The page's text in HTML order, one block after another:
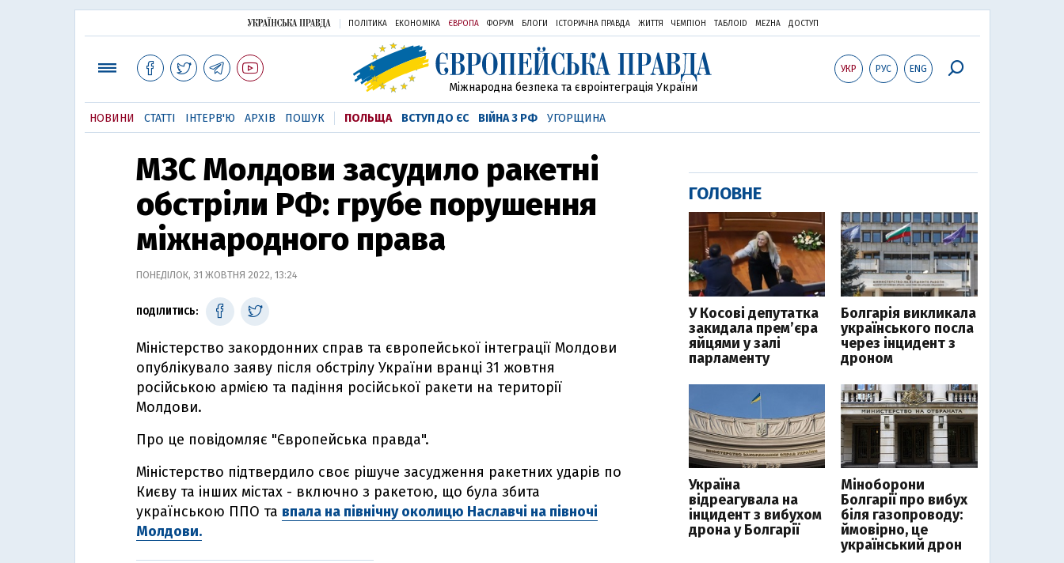
ПОЛІТИКА ЕКОНОМІКА ЄВРОПА ФОРУМ БЛОГИ ІСТОРИЧНА ПРАВДА ЖИТТЯ ЧЕМПІОН ТАБЛОID MEZHA ДОСТУП
УКР РУС ENG
Міжнародна безпека та євроінтеграція України
НОВИНИ СТАТТІ ІНТЕРВ'Ю АРХІВ ПОШУК ПОЛЬЩА ВСТУП ДО ЄС ВІЙНА З РФ УГОРЩИНА
МЗС Молдови засудило ракетні
обстріли РФ: грубе порушення
міжнародного права
ПОНЕДІЛОК, 31 ЖОВТНЯ 2022, 13:24
ПОДІЛИТИСЬ:
Міністерство закордонних справ та європейської інтеграції Молдови
опублікувало заяву після обстрілу України вранці 31 жовтня
російською армією та падіння російської ракети на території
Молдови.
Про це повідомляє "Європейська правда".
Міністерство підтвердило своє рішуче засудження ракетних ударів по
Києву та інших містах - включно з ракетою, що була збита
українською ППО та впала на північну околицю Наславчі на півночі
Молдови.
ГОЛОВНЕ
У Косові депутатка
закидала прем’єра
яйцями у залі
парламенту
Болгарія викликала
українського посла
через інцидент з
дроном
Україна
відреагувала на
інцидент з вибухом
дрона у Болгарії
Міноборони
Болгарії про вибух
біля газопроводу:
ймовірно, це
український дрон